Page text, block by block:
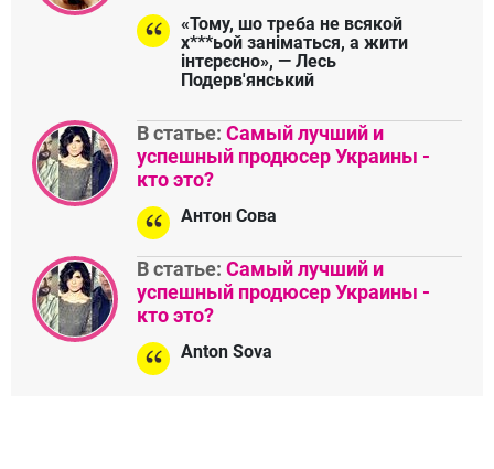
«Тому, шо треба не всякой
х***ьой заніматься, а жити
інтєрєсно», — Лесь
Подерв'янський
В статье: Самый лучший и
успешный продюсер Украины -
кто это?
Антон Сова
В статье: Самый лучший и
успешный продюсер Украины -
кто это?
Anton Sova